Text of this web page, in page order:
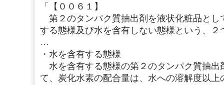
「【００６１】
第２のタンパク質抽出剤を液状化粧品とし
する態様及び水を含有しない態様という、２
…
・水を含有する態様
水を含有する態様の第２のタンパク質抽出
て、炭化水素の配合量は、水への溶解度以